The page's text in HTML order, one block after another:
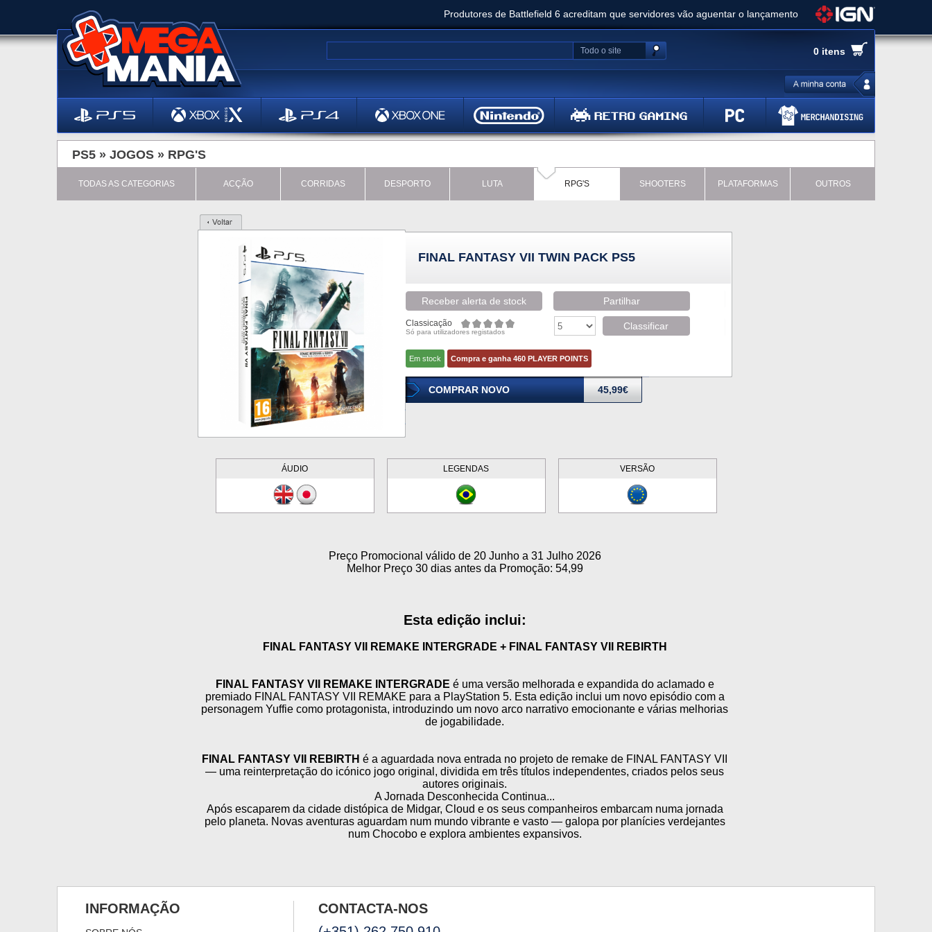
Produtores de Battlefield 6 acreditam que servidores vão aguentar o lançamento
Clair Obscur: Expedition 33 já vendeu 5 milhões de cópias e vai receber novo conteúdo
Ghost of Yotei - Análise
Metal Gear Solid Delta: Snake Eater - Análise
Bethesda anuncia livestream para o Fallout Day
0 itens
Todo o site
PS5 » JOGOS » RPG'S
TODAS AS CATEGORIAS ACÇÃO CORRIDAS DESPORTO LUTA RPG'S SHOOTERS PLATAFORMAS OUTROS
FINAL FANTASY VII TWIN PACK PS5
Receber alerta de stock Partilhar
Classicação
Só para utilizadores registados
Classificar
Em stock Compra e ganha 460 PLAYER POINTS
COMPRAR NOVO 45,99€
ÁUDIO LEGENDAS VERSÃO
Preço Promocional válido de 20 Junho a 31 Julho 2026
Melhor Preço 30 dias antes da Promoção: 54,99
Esta edição inclui:
FINAL FANTASY VII REMAKE INTERGRADE + FINAL FANTASY VII REBIRTH
FINAL FANTASY VII REMAKE INTERGRADE é uma versão melhorada e expandida do aclamado e
premiado FINAL FANTASY VII REMAKE para a PlayStation 5. Esta edição inclui um novo episódio com a
personagem Yuffie como protagonista, introduzindo um novo arco narrativo emocionante e várias melhorias
de jogabilidade.
FINAL FANTASY VII REBIRTH é a aguardada nova entrada no projeto de remake de FINAL FANTASY VII
— uma reinterpretação do icónico jogo original, dividida em três títulos independentes, criados pelos seus
autores originais.
A Jornada Desconhecida Continua...
Após escaparem da cidade distópica de Midgar, Cloud e os seus companheiros embarcam numa jornada
pelo planeta. Novas aventuras aguardam num mundo vibrante e vasto — galopa por planícies verdejantes
num Chocobo e explora ambientes expansivos.
INFORMAÇÃO
CONTACTA-NOS